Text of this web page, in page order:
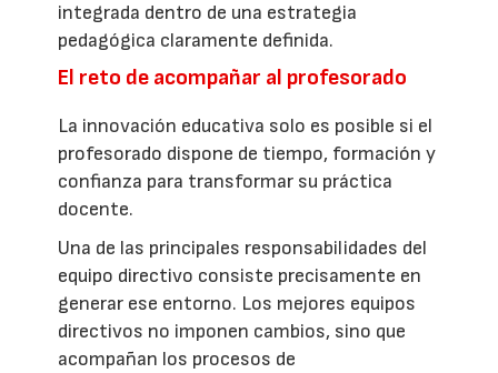
integrada dentro de una estrategia
pedagógica claramente definida.
El reto de acompañar al profesorado
La innovación educativa solo es posible si el
profesorado dispone de tiempo, formación y
confianza para transformar su práctica
docente.
Una de las principales responsabilidades del
equipo directivo consiste precisamente en
generar ese entorno. Los mejores equipos
directivos no imponen cambios, sino que
acompañan los procesos de